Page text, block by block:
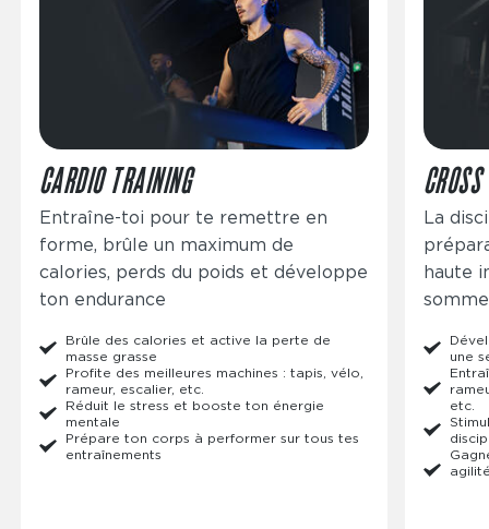
CARDIO TRAINING
Entraîne-toi pour te remettre en
forme, brûle un maximum de
calories, perds du poids et développe
ton endurance
Brûle des calories et active la perte de
masse grasse
Profite des meilleures machines : tapis, vélo,
rameur, escalier, etc.
Réduit le stress et booste ton énergie
mentale
Prépare ton corps à performer sur tous tes
entraînements
La
haute
une
etc.